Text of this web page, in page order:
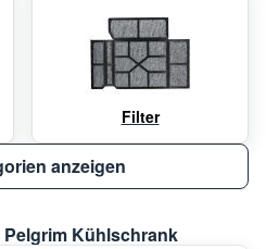
Filter
anzeigen
Kühlschrank